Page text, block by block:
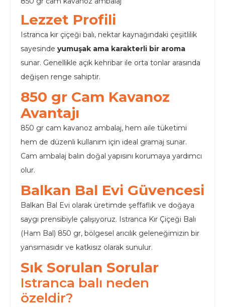
Lezzet Profili
Istranca kır çiçeği balı, nektar kaynağındaki çeşitlilik
sayesinde yumuşak ama karakterli bir aroma
sunar. Genellikle açık kehribar ile orta tonlar arasında
değişen renge sahiptir.
850 gr Cam Kavanoz
Avantajı
850 gr cam kavanoz ambalaj, hem aile tüketimi
hem de düzenli kullanım için ideal gramaj sunar.
Cam ambalaj balın doğal yapısını korumaya yardımcı
olur.
Balkan Bal Evi Güvencesi
Balkan Bal Evi olarak üretimde şeffaflık ve doğaya
saygı prensibiyle çalışıyoruz. Istranca Kır Çiçeği Balı
(Ham Bal) 850 gr, bölgesel arıcılık geleneğimizin bir
yansımasıdır ve katkısız olarak sunulur.
Sık Sorulan Sorular
Istranca balı neden
özeldir?